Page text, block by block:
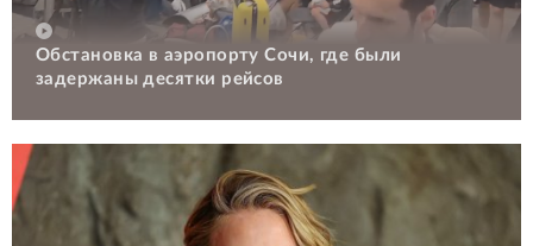
Обстановка в аэропорту Сочи, где были
задержаны десятки рейсов